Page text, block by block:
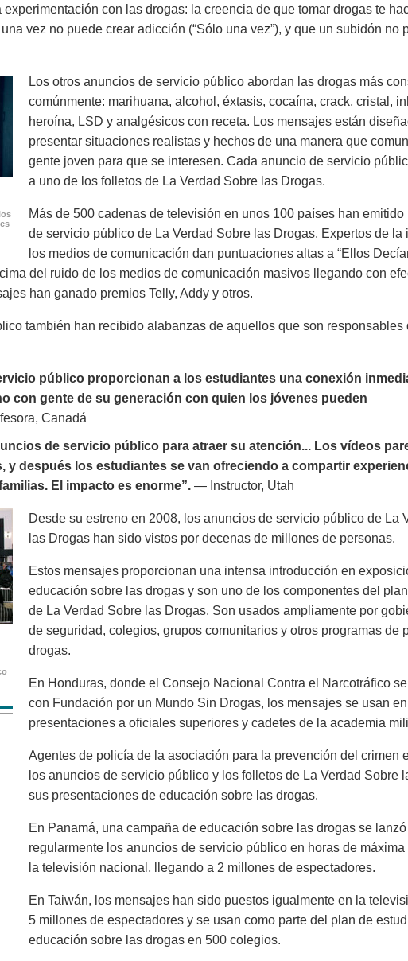
con las drogas: la creencia de que tomar drogas te
vez no puede crear adicción (“Sólo una vez”), y que un subidón no
Los otros anuncios de servicio público abordan las drogas más
comúnmente: marihuana, alcohol, éxtasis, cocaína, crack, cristal,
heroína, LSD y analgésicos con receta. Los mensajes están
presentar situaciones realistas y hechos de una manera que
gente joven para que se interesen. Cada anuncio de servicio
a uno de los folletos de La Verdad Sobre las Drogas.
Más de 500 cadenas de televisión en unos 100 países han
de servicio público de La Verdad Sobre las Drogas. Expertos de la
los medios de comunicación dan puntuaciones altas a “Ellos
del ruido de los medios de comunicación masivos llegando con
han ganado premios Telly, Addy y otros.
también han recibido alabanzas de aquellos que son responsables
público proporcionan a los estudiantes una conexión
con gente de su generación con quien los jóvenes pueden
Canadá
de servicio público para atraer su atención... Los vídeos
y después los estudiantes se van ofreciendo a compartir
El impacto es enorme”. — Instructor, Utah
Desde su estreno en 2008, los anuncios de servicio público de La
las Drogas han sido vistos por decenas de millones de personas.
Estos mensajes proporcionan una intensa introducción en
educación sobre las drogas y son uno de los componentes del
de La Verdad Sobre las Drogas. Son usados ampliamente por
de seguridad, colegios, grupos comunitarios y otros programas de
drogas.
En Honduras, donde el Consejo Nacional Contra el Narcotráfico
con Fundación por un Mundo Sin Drogas, los mensajes se usan en
presentaciones a oficiales superiores y cadetes de la academia
Agentes de policía de la asociación para la prevención del crimen
los anuncios de servicio público y los folletos de La Verdad Sobre
sus presentaciones de educación sobre las drogas.
En Panamá, una campaña de educación sobre las drogas se
regularmente los anuncios de servicio público en horas de
la televisión nacional, llegando a 2 millones de espectadores.
En Taiwán, los mensajes han sido puestos igualmente en la
5 millones de espectadores y se usan como parte del plan de
educación sobre las drogas en 500 colegios.